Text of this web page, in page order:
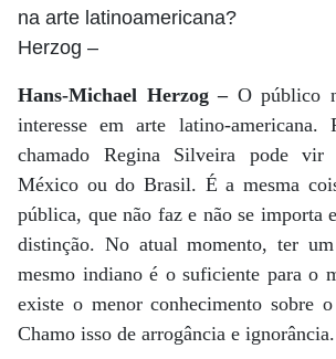
na arte latinoamericana?
Herzog –
Hans-Michael Herzog –O público
interesse em arte latino-americana.
chamado Regina Silveira pode vir
México ou do Brasil. É a mesma
pública, que não faz e não se importa
distinção. No atual momento, ter
mesmo indiano é o suficiente para o
existe o menor conhecimento sobre
Chamo isso de arrogância e ignorância.